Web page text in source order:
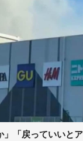
」「戻っていいと